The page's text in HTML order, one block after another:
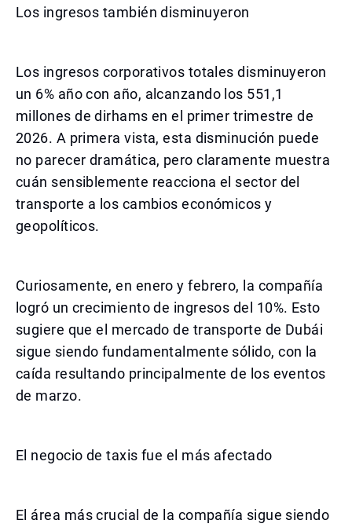
Los ingresos también disminuyeron
Los ingresos corporativos totales disminuyeron
un 6% año con año, alcanzando los 551,1
millones de dirhams en el primer trimestre de
2026. A primera vista, esta disminución puede
no parecer dramática, pero claramente muestra
cuán sensiblemente reacciona el sector del
transporte a los cambios económicos y
geopolíticos.
Curiosamente, en enero y febrero, la compañía
logró un crecimiento de ingresos del 10%. Esto
sugiere que el mercado de transporte de Dubái
sigue siendo fundamentalmente sólido, con la
caída resultando principalmente de los eventos
de marzo.
El negocio de taxis fue el más afectado
El área más crucial de la compañía sigue siendo